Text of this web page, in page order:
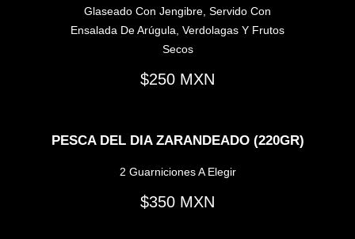
Glaseado Con Jengibre, Servido Con
Ensalada De Arúgula, Verdolagas Y Frutos
Secos
250
PESCA DEL DIA ZARANDEADO (220GR)
2 Guarniciones A Elegir
350